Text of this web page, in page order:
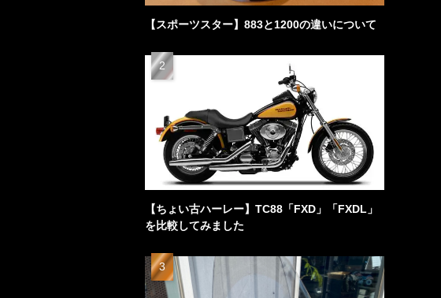
【スポーツスター】883と1200の違いについて
【ちょい古ハーレー】TC88「FXD」「FXDL」
を比較してみました